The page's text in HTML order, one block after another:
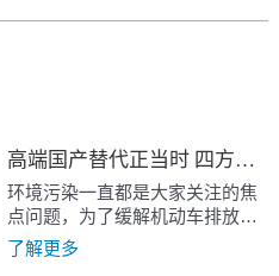
高端国产替代正当时 四方光电打响发动机排放检测设备“突围战”
环境污染一直都是大家关注的焦
点问题，为了缓解机动车排放带
来的大气污染，近年来世界各国
都在争相发展新能源汽车。虽然
了解更多